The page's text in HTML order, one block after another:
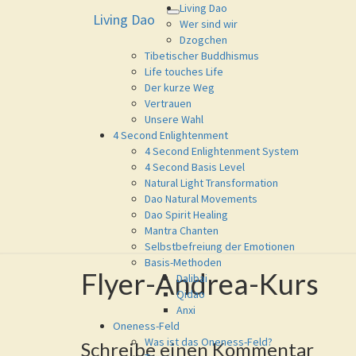
Toggle
navigation
Living Dao
Living Dao
Wer sind wir
Dzogchen
Tibetischer Buddhismus
Life touches Life
Der kurze Weg
Vertrauen
Unsere Wahl
4 Second Enlightenment
4 Second Enlightenment System
4 Second Basis Level
Natural Light Transformation
Dao Natural Movements
Dao Spirit Healing
Mantra Chanten
Selbstbefreiung der Emotionen
Basis-Methoden
Dalibai
Qidao
Anxi
Oneness-Feld
Was ist das Oneness-Feld?
Living Dao
Eure Freiheit ist das Ziel dieses
Flyer-
Andrea-
Flyer-Andrea-Kurs
Schreibe einen Kommentar